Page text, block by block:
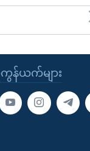
န်ယက်များ